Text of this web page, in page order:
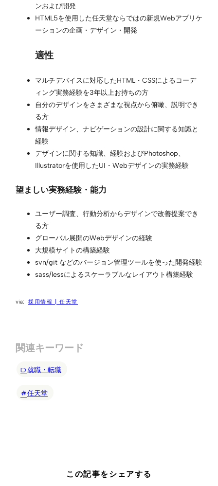
ンおよび開発
HTML5を使用した任天堂ならではの新規Webアプリケ
ーションの企画・デザイン・開発
適性
マルチデバイスに対応したHTML・CSSによるコーデ
ィング実務経験を3年以上お持ちの方
自分のデザインをさまざまな視点から俯瞰、説明でき
る方
情報デザイン、ナビゲーションの設計に関する知識と
経験
デザインに関する知識、経験およびPhotoshop、
Illustratorを使用したUI・Webデザインの実務経験
望ましい実務経験・能力
ユーザー調査、行動分析からデザインで改善提案でき
る方
グローバル展開のWebデザインの経験
大規模サイトの構築経験
svn/git などのバージョン管理ツールを使った開発経験
sass/lessによるスケーラブルなレイアウト構築経験
採用情報 | 任天堂
関連キーワード
就職・転職
任天堂
この記事をシェアする